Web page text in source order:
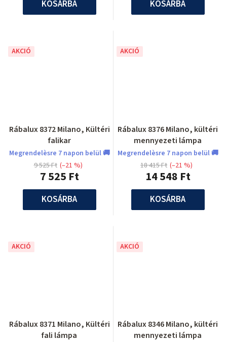
KOSÁRBA KOSÁRBA
AKCIÓ
Rábalux 8372 Milano, Kültéri
falikar
Megrendelèsre 7 napon belül 🚚
7 525 Ft
9 525 Ft (–21 %)
KOSÁRBA
AKCIÓ
Rábalux 8376 Milano, kültéri
mennyezeti lámpa
Megrendelèsre 7 napon belül 🚚
14 548 Ft
18 415 Ft (–21 %)
KOSÁRBA
AKCIÓ
Rábalux 8371 Milano, Kültéri
fali lámpa
AKCIÓ
Rábalux 8346 Milano, kültéri
mennyezeti lámpa